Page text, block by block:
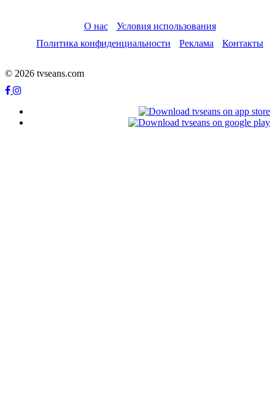
О нас
Условия использования
Политика конфиденциальности
Реклама Контакты
© 2026 tvseans.com